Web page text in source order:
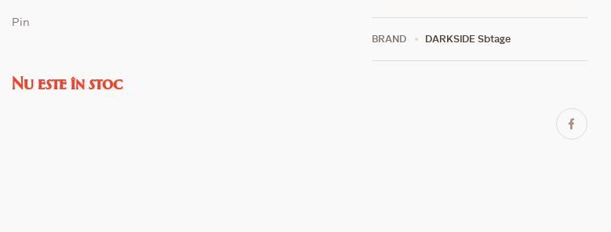
Pin
Nu este în stoc
BRAND DARKSIDE Sbtage